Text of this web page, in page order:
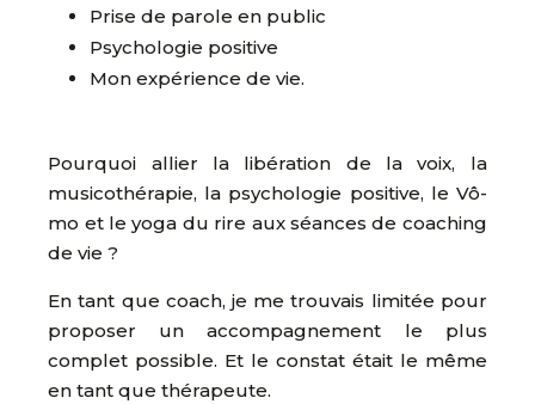
Prise de parole en public
Psychologie positive
Mon expérience de vie.
Pourquoi allier la libération de la voix, la
musicothérapie, la psychologie positive, le Vô-
mo et le yoga du rire aux séances de coaching
de vie ?
En tant que coach, je me trouvais limitée pour
proposer un accompagnement le plus
complet possible. Et le constat était le même
en tant que thérapeute.